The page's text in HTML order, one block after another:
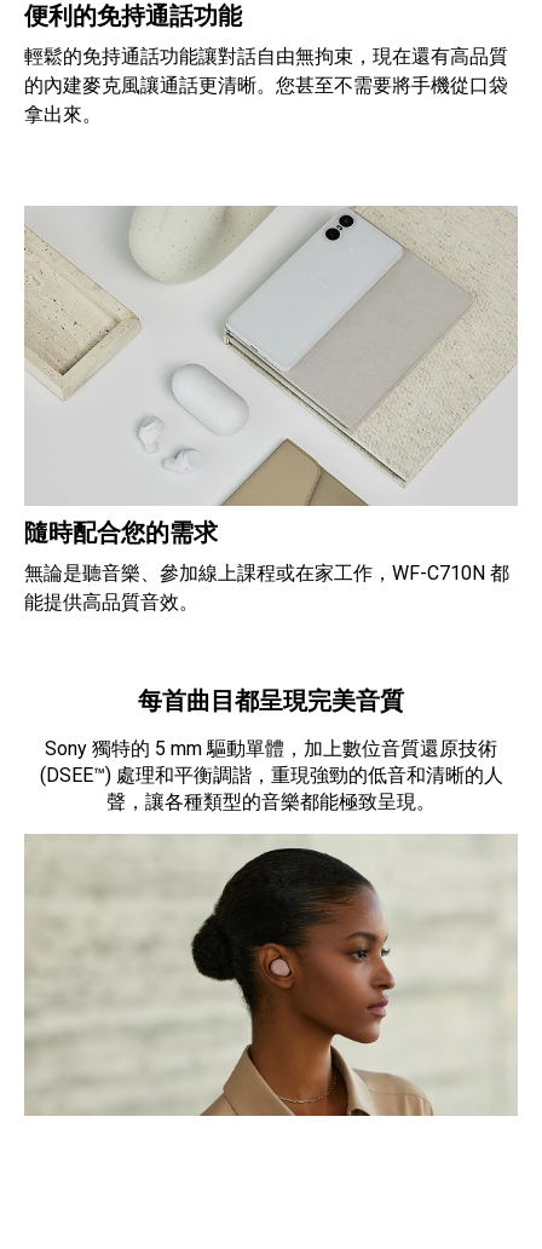
便利的免持通話功能
輕鬆的免持通話功能讓對話自由無拘束，現在還有高品質
的內建麥克風讓通話更清晰。您甚至不需要將手機從口袋
拿出來。
隨時配合您的需求
無論是聽音樂、參加線上課程或在家工作，WF-C710N 都
能提供高品質音效。
每首曲目都呈現完美音質
Sony 獨特的 5 mm 驅動單體，加上數位音質還原技術
(DSEE™) 處理和平衡調諧，重現強勁的低音和清晰的人
聲，讓各種類型的音樂都能極致呈現。